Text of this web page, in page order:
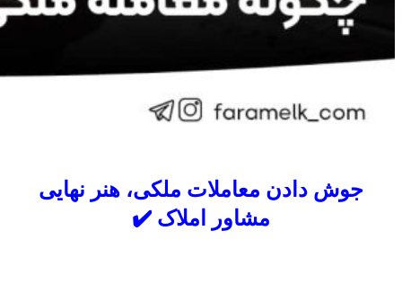
جوش دادن معاملات ملکی، هنر نهایی
مشاور املاک ✔️